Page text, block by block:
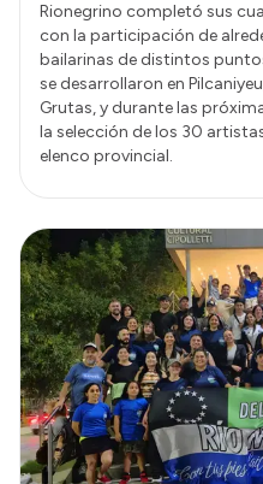
Boletín Oficial
Compras y licitaciones
Consulta de expedientes
Consulta de pago a
Convocatorias
Login
Rionegrino completó sus
con la participación de
bailarinas de distintos
se desarrollaron en
Grutas, y durante las
la selección de los 30
elenco provincial.